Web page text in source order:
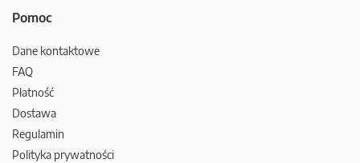
Pomoc
Dane kontaktowe
FAQ
Płatność
Dostawa
Regulamin
Polityka prywatności